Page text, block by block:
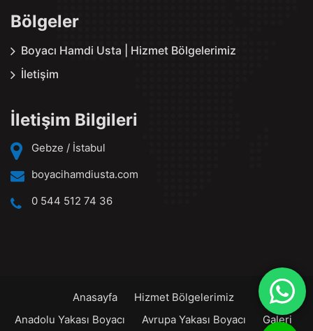
Bölgeler
Boyacı Hamdi Usta | Hizmet Bölgelerimiz
İletişim
İletişim Bilgileri
Gebze / İstabul
boyacihamdiusta.com
0 544 512 74 36
Anasayfa
Hizmet Bölgelerimiz
Anadolu Yakası Boyacı
Avrupa Yakası Boyacı Galeri